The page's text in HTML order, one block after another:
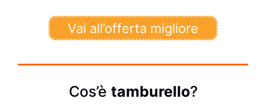
Vai all’offerta migliore
Cos’è tamburello?